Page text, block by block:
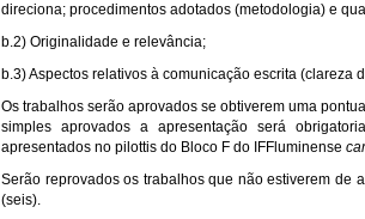
direciona; procedimentos adotados (metodologia) e
b.2) Originalidade e relevância;
b.3) Aspectos relativos à comunicação escrita (clareza
Os trabalhos serão aprovados se obtiverem uma
simples aprovados a apresentação será
apresentados no pilottis do Bloco F do IFFluminense
Serão reprovados os trabalhos que não estiverem de
(seis).